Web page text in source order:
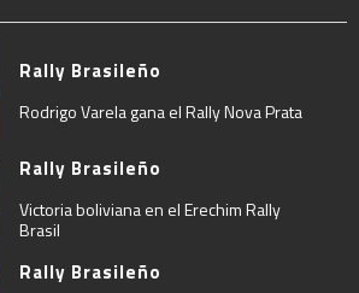
Rally Brasileño
Rodrigo Varela gana el Rally Nova Prata
Rally Brasileño
Victoria boliviana en el Erechim Rally
Brasil
Rally Brasileño